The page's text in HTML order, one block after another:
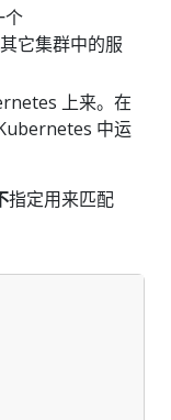
个
它集群中的服
上来。在
中运
指定用来匹配